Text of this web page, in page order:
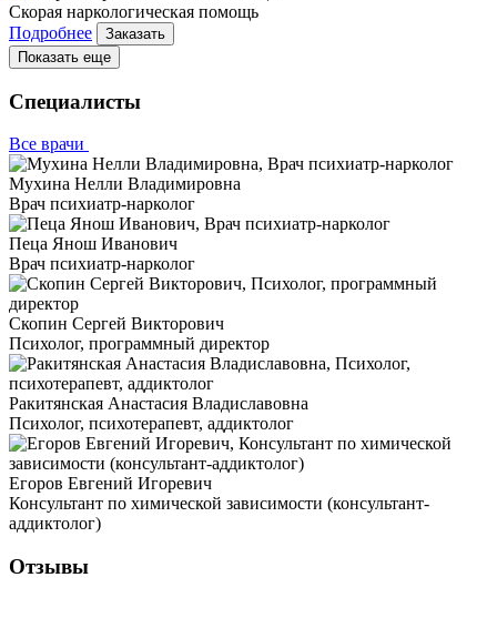
Скорая наркологическая помощь
Подробнее
Заказать
Показать еще
Специалисты
Все врачи
Мухина Нелли Владимировна
Врач психиатр-нарколог
Пеца Янош Иванович
Врач психиатр-нарколог
Скопин Сергей Викторович
Психолог, программный директор
Ракитянская Анастасия Владиславовна
Психолог, психотерапевт, аддиктолог
Егоров Евгений Игоревич
Консультант по химической зависимости (консультант-
аддиктолог)
Отзывы